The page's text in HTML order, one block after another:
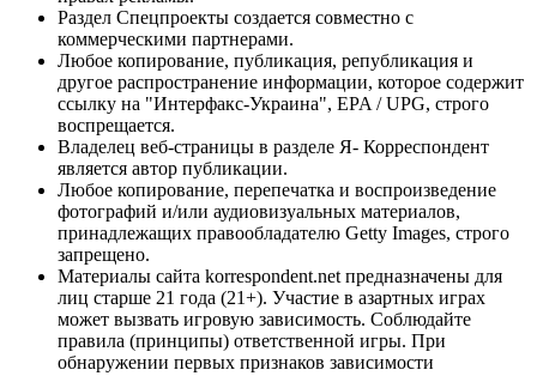
Раздел Спецпроекты создается совместно с
коммерческими партнерами.
Любое копирование, публикация, републикация и
другое распространение информации, которое содержит
ссылку на "Интерфакс-Украина", EPA / UPG, строго
воспрещается.
Владелец веб-страницы в разделе Я- Корреспондент
является автор публикации.
Любое копирование, перепечатка и воспроизведение
фотографий и/или аудиовизуальных материалов,
принадлежащих правообладателю Getty Images, строго
запрещено.
Материалы сайта korrespondent.net предназначены для
лиц старше 21 года (21+). Участие в азартных играх
может вызвать игровую зависимость. Соблюдайте
правила (принципы) ответственной игры. При
обнаружении первых признаков зависимости